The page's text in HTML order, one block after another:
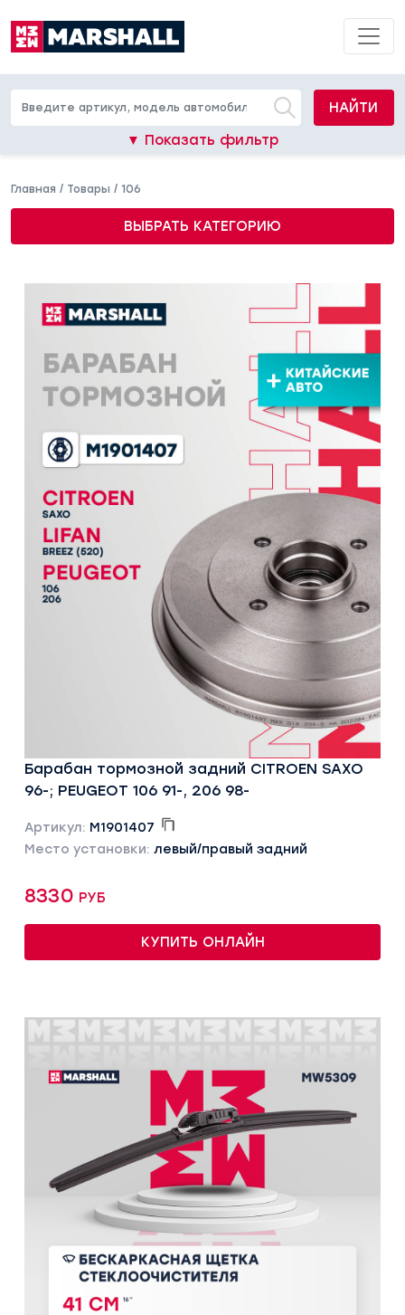
НАЙТИ
▼ Показать фильтр
Главная / Товары / 106
ВЫБРАТЬ КАТЕГОРИЮ
Барабан тормозной задний CITROEN SAXO
96-; PEUGEOT 106 91-, 206 98-
Артикул: M1901407
Место установки: левый/правый задний
8330 руб
КУПИТЬ ОНЛАЙН